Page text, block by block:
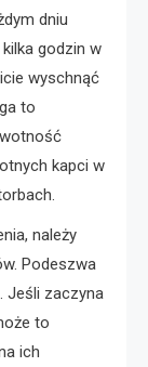
dniu
godzin w
wyschnąć
to
kapci w
należy
Podeszwa
Jeśli zaczyna
to
ich